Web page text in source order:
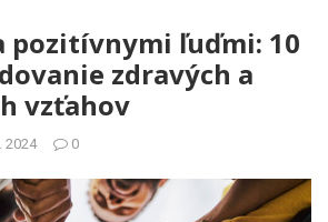
pozitívnymi ľuďmi: 10
zdravých a
vzťahov
2024 0